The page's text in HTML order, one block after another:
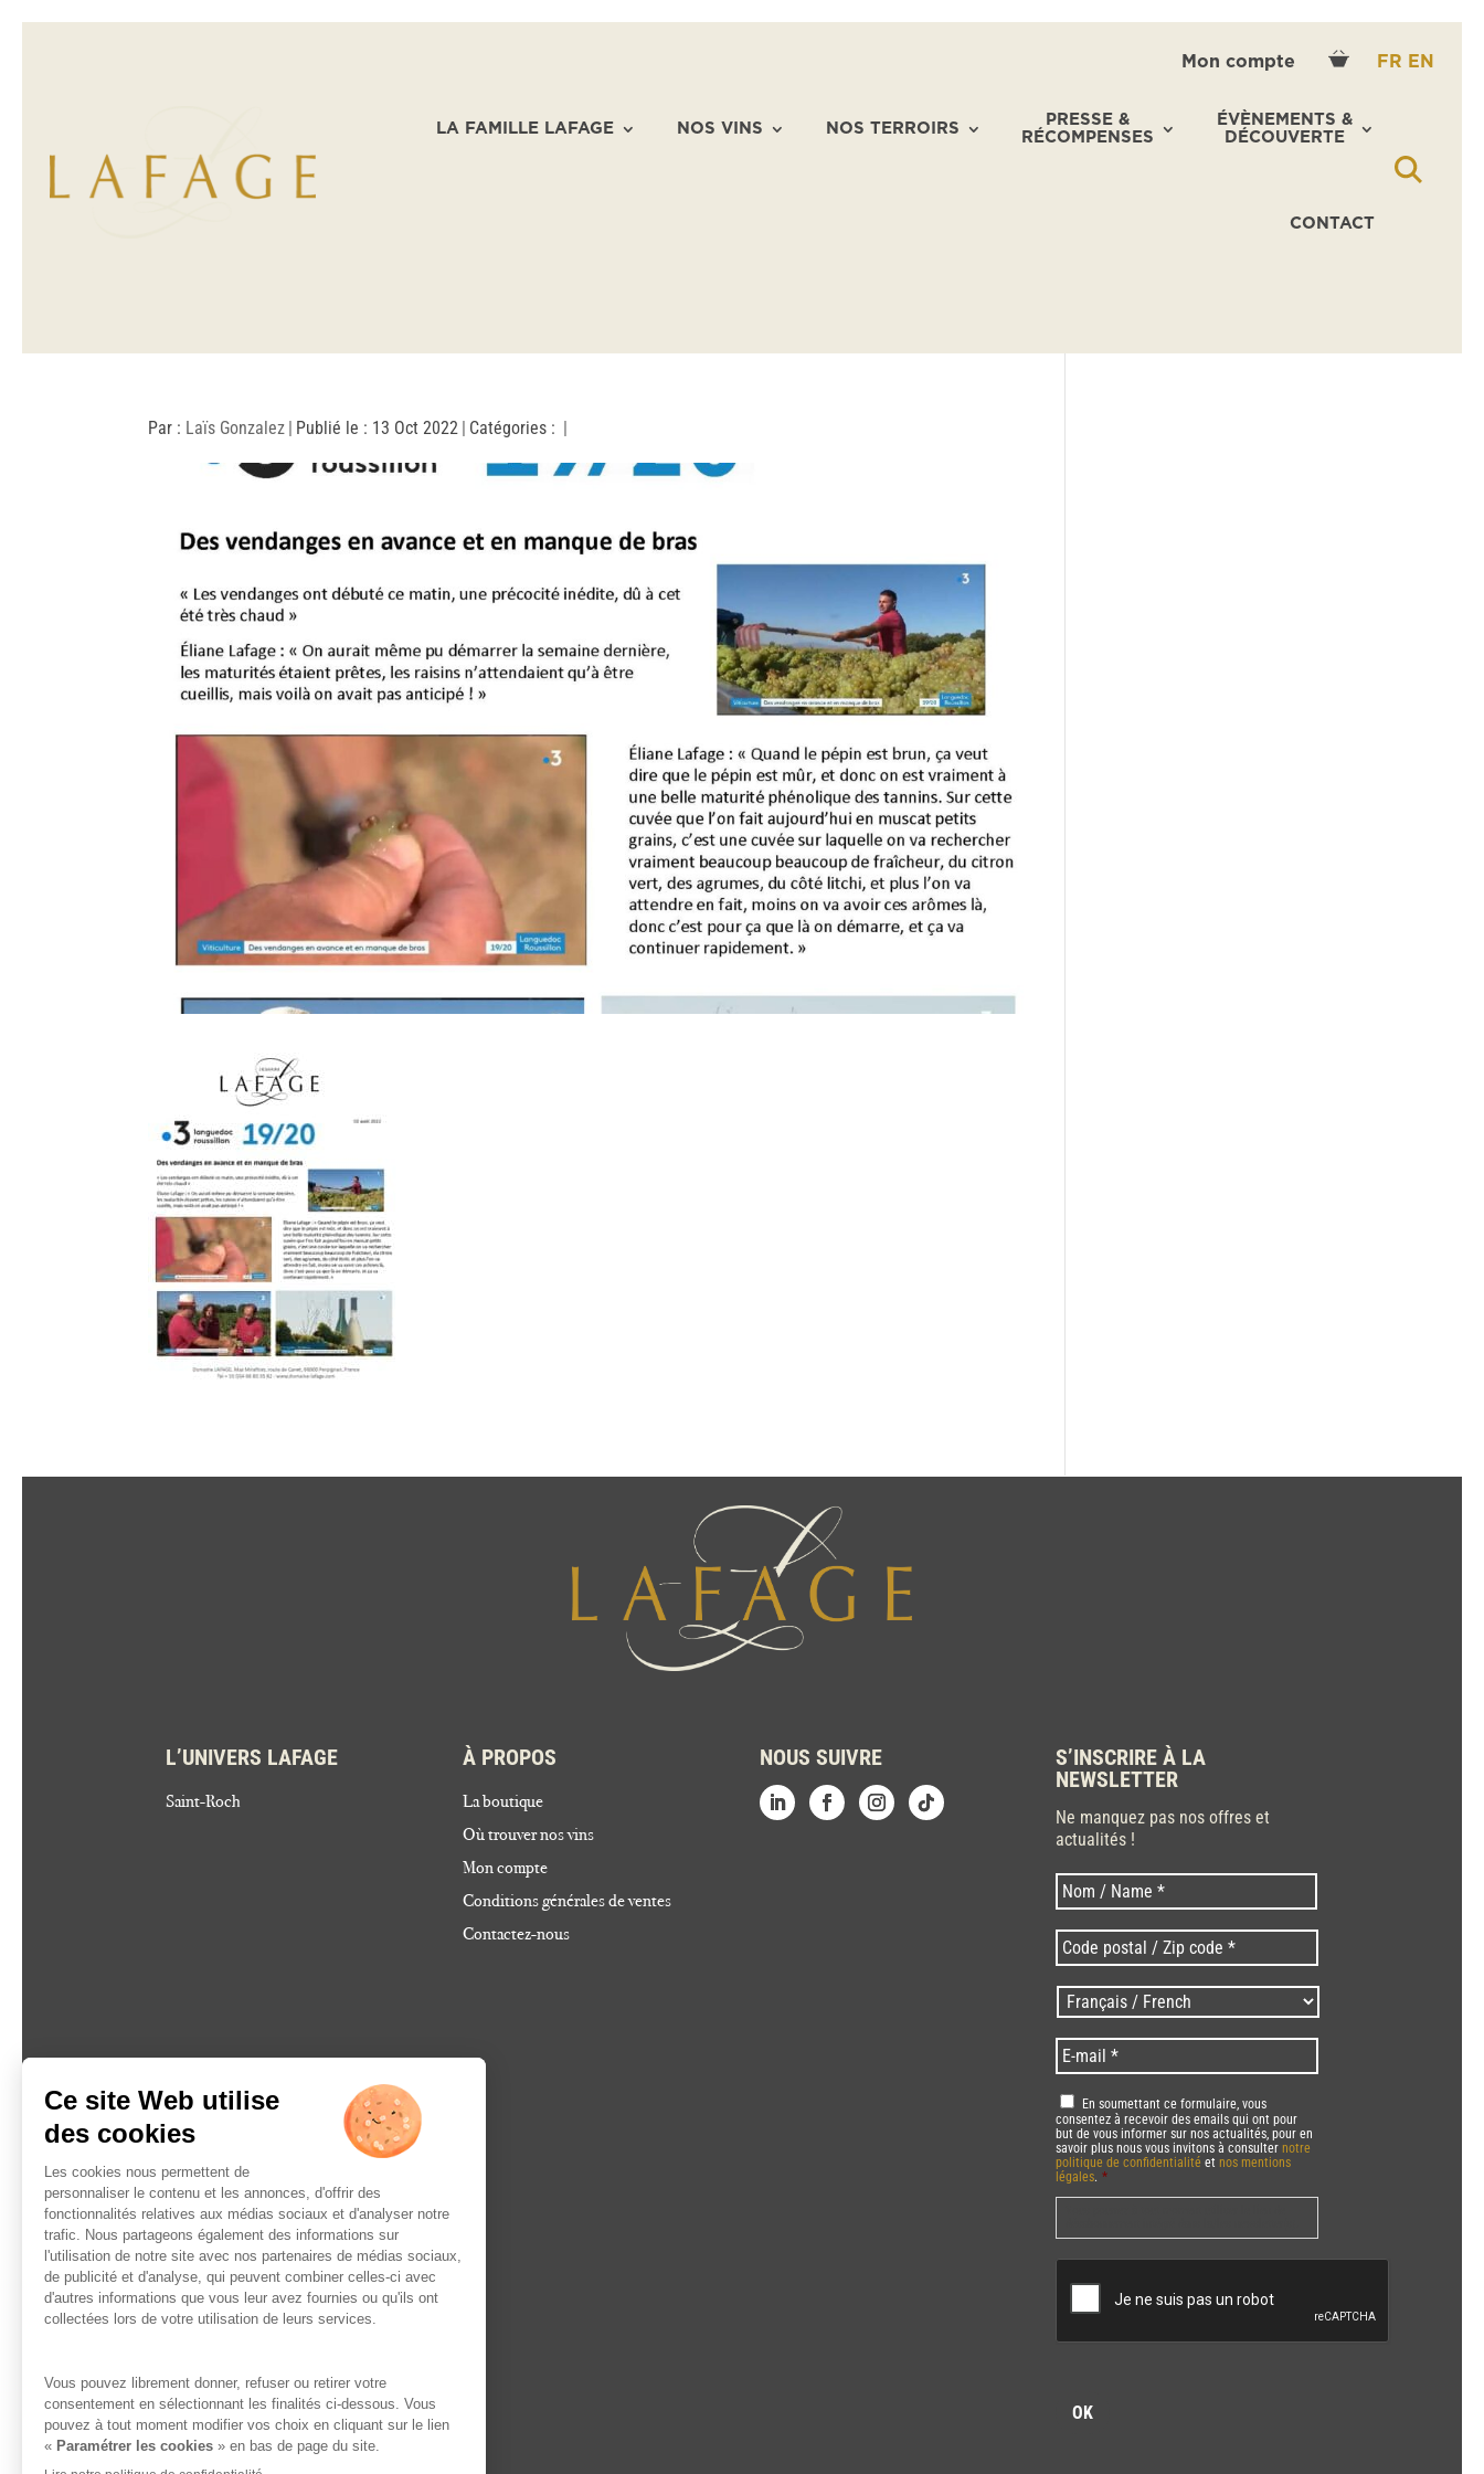
Mon compte FR EN
LA FAMILLE LAFAGE NOS VINS NOS TERROIRS
PRESSE &
RÉCOMPENSES
ÉVÈNEMENTS &
DÉCOUVERTE
CONTACT
Par : Laïs Gonzalez | Publié le : 13 Oct 2022 | Catégories : |
L’UNIVERS LAFAGE
Saint-Roch
À PROPOS
La boutique
Où trouver nos vins
Mon compte
Conditions générales de ventes
Contactez-nous
NOUS SUIVRE
S’INSCRIRE À LA
NEWSLETTER
Ne manquez pas nos offres et
actualités !
Nom * Nom
Code
postal
/
Zip
* *
Langues
/
Language *
E-
mail *
RGPD *
En soumettant ce formulaire, vous
consentez à recevoir des emails qui ont pour
but de vous informer sur nos actualités, pour en
savoir plus nous vous invitons à consulternotre
politique de confidentialité etnos mentions
légales. *